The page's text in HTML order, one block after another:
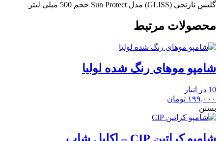
گلیس نارنجی (GLISS) مدل Sun Protect حجم 500 میلی لیتر
محصولات مرتبط
شامپو موهای رنگ شده لولیا
10 در انبار
۱۹۹,۰۰۰ تومان
بستن
شامپو کراتین CIP – اکلیل شاپ